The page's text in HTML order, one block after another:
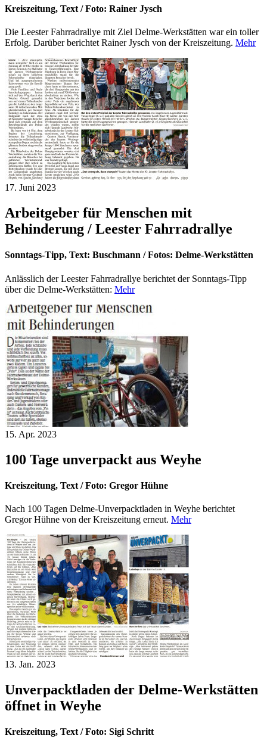
Kreiszeitung, Text / Foto: Rainer Jysch
Die Leester Fahrradrallye mit Ziel Delme-Werkstätten war ein toller
Erfolg. Darüber berichtet Rainer Jysch von der Kreiszeitung. Mehr
17. Juni 2023
Arbeitgeber für Menschen mit
Behinderung / Leester Fahrradrallye
Sonntags-Tipp, Text: Buschmann / Fotos: Delme-Werkstätten
Anlässlich der Leester Fahrradrallye berichtet der Sonntags-Tipp
über die Delme-Werkstätten: Mehr
15. Apr. 2023
100 Tage unverpackt aus Weyhe
Kreiszeitung, Text / Foto: Gregor Hühne
Nach 100 Tagen Delme-Unverpacktladen in Weyhe berichtet
Gregor Hühne von der Kreiszeitung erneut. Mehr
13. Jan. 2023
Unverpacktladen der Delme-Werkstätten
öffnet in Weyhe
Kreiszeitung, Text / Foto: Sigi Schritt